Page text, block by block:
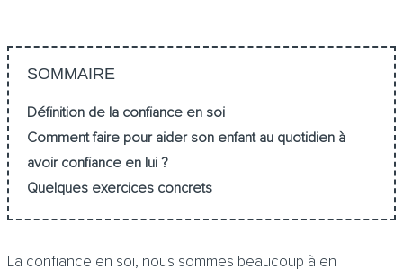
SOMMAIRE
Définition de la confiance en soi
Comment faire pour aider son enfant au quotidien à
avoir confiance en lui ?
Quelques exercices concrets
La confiance en soi, nous sommes beaucoup à en